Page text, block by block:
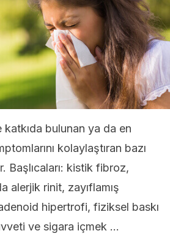
bulunan ya da en
kolaylaştıran bazı
Başlıcaları: kistik fibroz,
alerjik rinit, zayıflamış
hipertrofi, fiziksel baskı
ve sigara içmek …